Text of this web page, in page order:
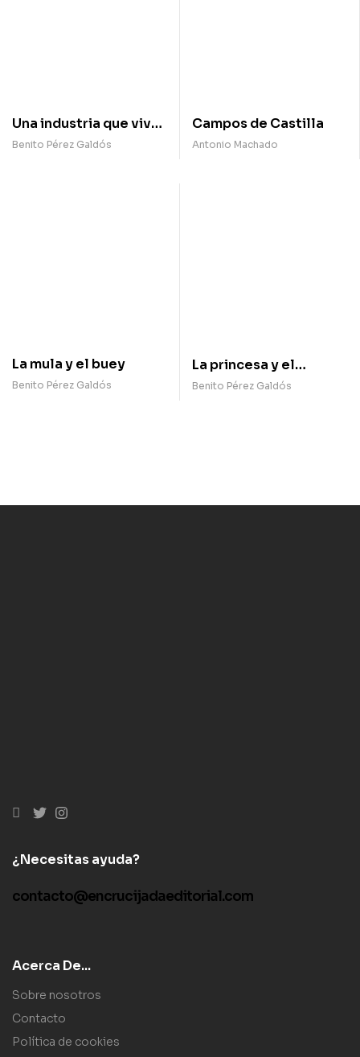
Una industria que vive
de la muerte
Benito Pérez Galdós
Campos de Castilla
Antonio Machado
La mula y el buey
Benito Pérez Galdós
La princesa y el
granuja
Benito Pérez Galdós
¿Necesitas ayuda?
contacto@encrucijadaeditorial.com
Acerca De...
Sobre nosotros
Contacto
Política de cookies